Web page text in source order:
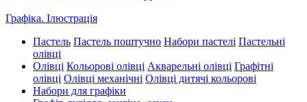
Графіка. Ілюстрація
Пастель Пастель поштучно Набори пастелі Пастельні
олівці
Олівці Кольорові олівці Акварельні олівці Графітні
олівці Олівці механічні Олівці дитячі кольорові
Набори для графіки